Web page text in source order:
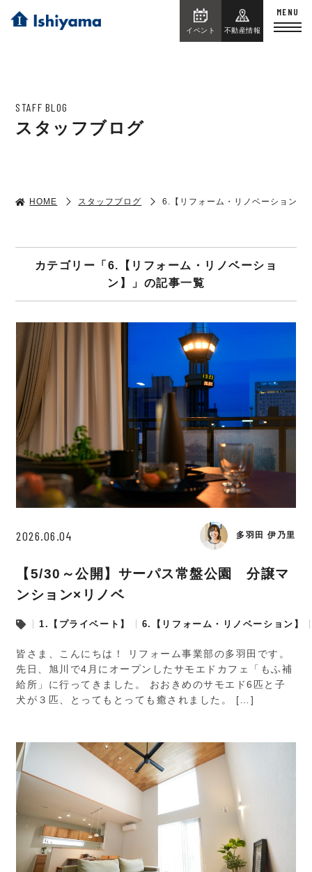
STAFF BLOG
スタッフブログ
HOME スタッフブログ 6.【リフォーム・リノベーション】
カテゴリー「6.【リフォーム・リノベーショ
ン】」の記事一覧
2026.06.04 多羽田 伊乃里
【5/30～公開】サーパス常盤公園 分譲マ
ンション×リノベ
1.【プライベート】 6.【リフォーム・リノベーション】
皆さま、こんにちは！ リフォーム事業部の多羽田です。
先日、旭川で4月にオープンしたサモエドカフェ「もふ補
給所」に行ってきました。 おおきめのサモエド6匹と子
犬が３匹、とってもとっても癒されました。 […]
イベント 不動産情報